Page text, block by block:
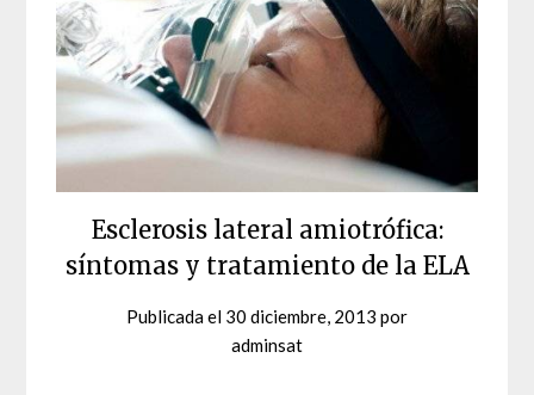
Esclerosis lateral amiotrófica:
síntomas y tratamiento de la ELA
Publicada el 30 diciembre, 2013 por
adminsat